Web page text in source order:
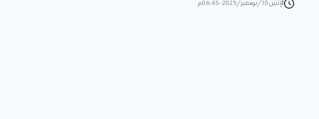
الإثنين 10/نوفمبر/2025 - 06:45 م